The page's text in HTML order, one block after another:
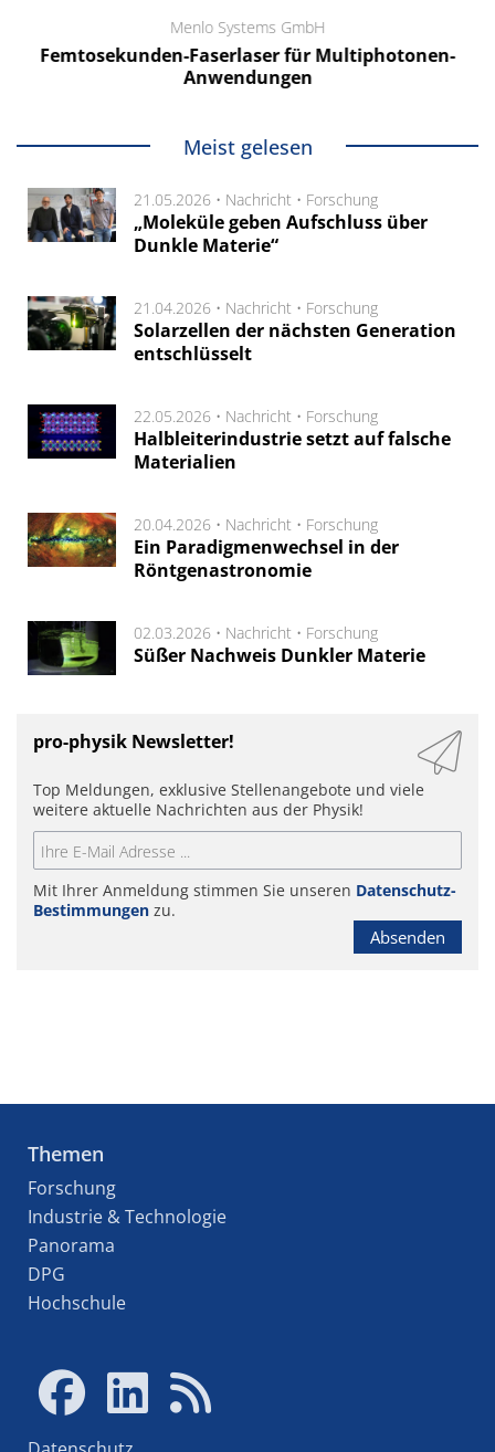
Menlo Systems GmbH
Femtosekunden-Faserlaser für Multiphotonen-
Anwendungen
Meist gelesen
21.05.2026 • Nachricht • Forschung
„Moleküle geben Aufschluss über
Dunkle Materie“
21.04.2026 • Nachricht • Forschung
Solarzellen der nächsten Generation
entschlüsselt
22.05.2026 • Nachricht • Forschung
Halbleiterindustrie setzt auf falsche
Materialien
20.04.2026 • Nachricht • Forschung
Ein Paradigmenwechsel in der
Röntgenastronomie
02.03.2026 • Nachricht • Forschung
Süßer Nachweis Dunkler Materie
pro-physik Newsletter!
Top Meldungen, exklusive Stellenangebote und viele
weitere aktuelle Nachrichten aus der Physik!
Mit Ihrer Anmeldung stimmen Sie unseren Datenschutz-
Bestimmungen zu.
Absenden
Themen
Forschung
Industrie & Technologie
Panorama
DPG
Hochschule